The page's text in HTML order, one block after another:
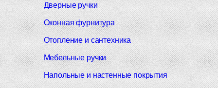
Дверные ручки
Оконная фурнитура
Отопление и сантехника
Мебельные ручки
Напольные и настенные покрытия